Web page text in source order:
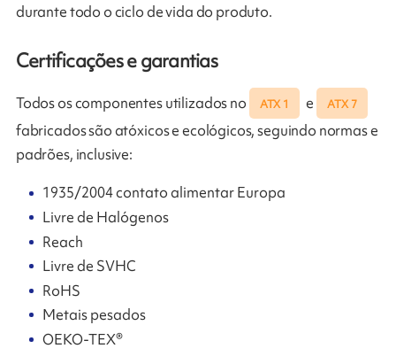
durante todo o ciclo de vida do produto.
Certificações e garantias
Todos os componentes utilizados no ATX 1 e ATX 7
fabricados são atóxicos e ecológicos, seguindo normas e
padrões, inclusive:
1935/2004 contato alimentar Europa
Livre de Halógenos
Reach
Livre de SVHC
RoHS
Metais pesados
OEKO-TEX®